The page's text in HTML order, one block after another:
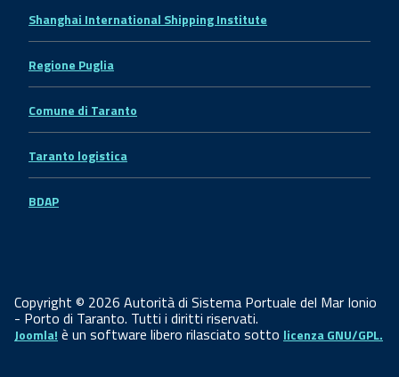
Shanghai International Shipping Institute
Regione Puglia
Comune di Taranto
Taranto logistica
BDAP
Copyright © 2026 Autorità di Sistema Portuale del Mar Ionio
- Porto di Taranto. Tutti i diritti riservati.
Joomla! è un software libero rilasciato sotto licenza GNU/GPL.